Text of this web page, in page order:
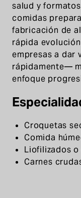
salud y
comidas
fabricación de
rápida
empresas a dar
rápidamente—
enfoque
Croquetas
Comida
Liofilizados
Carnes